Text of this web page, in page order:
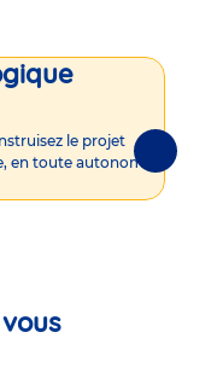
le projet
en toute autonomie !